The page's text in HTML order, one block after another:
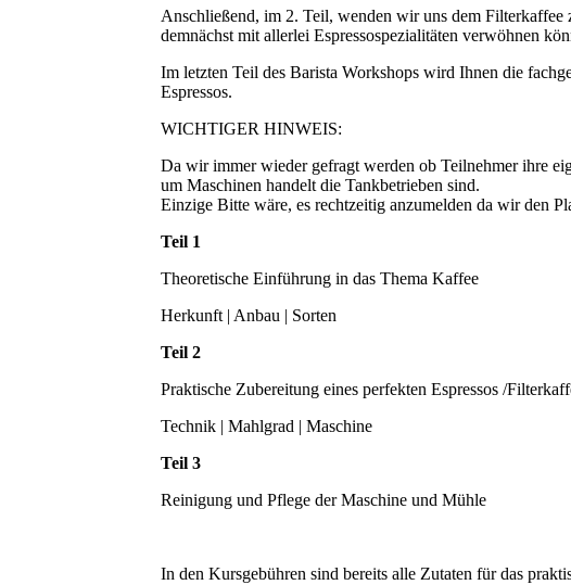
Anschließend, im 2. Teil, wenden wir uns dem
demnächst mit allerlei Espressospezialitäten verwöhnen
Im letzten Teil des Barista Workshops wird Ihnen die
Espressos.
WICHTIGER HINWEIS:
Da wir immer wieder gefragt werden ob Teilnehmer ihre
um Maschinen handelt die Tankbetrieben sind.
Einzige Bitte wäre, es rechtzeitig anzumelden da wir den
Teil 1
Theoretische Einführung in das Thema Kaffee
Herkunft | Anbau | Sorten
Teil 2
Praktische Zubereitung eines perfekten Espressos /
Technik | Mahlgrad | Maschine
Teil 3
Reinigung und Pflege der Maschine und Mühle
In den Kursgebühren sind bereits alle Zutaten für das